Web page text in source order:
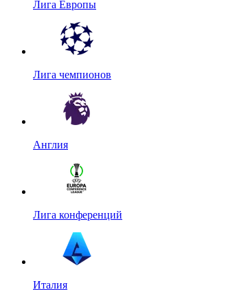
Лига Европы
Лига чемпионов
Англия
Лига конференций
Италия